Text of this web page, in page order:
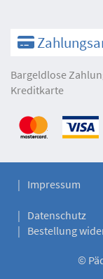
Bargeldlose
Kreditkarte
Impressum
Datenschutz
Bestellung
©